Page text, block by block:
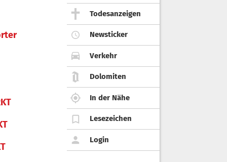
Todesanzeigen
Newsticker
Verkehr
Dolomiten
In der Nähe
Lesezeichen
Login